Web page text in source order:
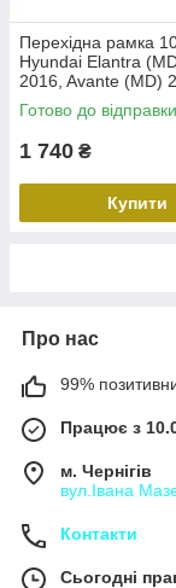
Перехідна рамка
Hyundai Elantra
2016, Avante (MD)
Carav 22-2314
Готово до відправки
1 740 ₴
Купити
Про нас
99%
Працює з
м. Чернігів
вул.Івана
Контакти
Сьогодні